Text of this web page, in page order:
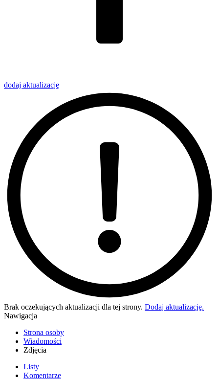
dodaj aktualizację
Brak oczekujących aktualizacji dla tej strony. Dodaj aktualizację.
Nawigacja
Strona osoby
Wiadomości
Zdjęcia
Listy
Komentarze